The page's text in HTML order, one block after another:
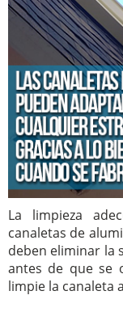
La limpieza
canaletas de
deben eliminar la
antes de que se
limpie la canaleta